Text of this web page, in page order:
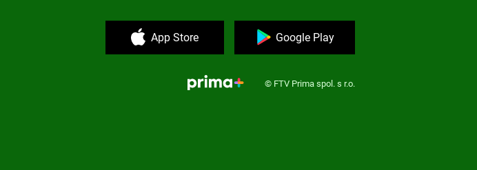
App Store Google Play
© FTV Prima spol. s r.o.